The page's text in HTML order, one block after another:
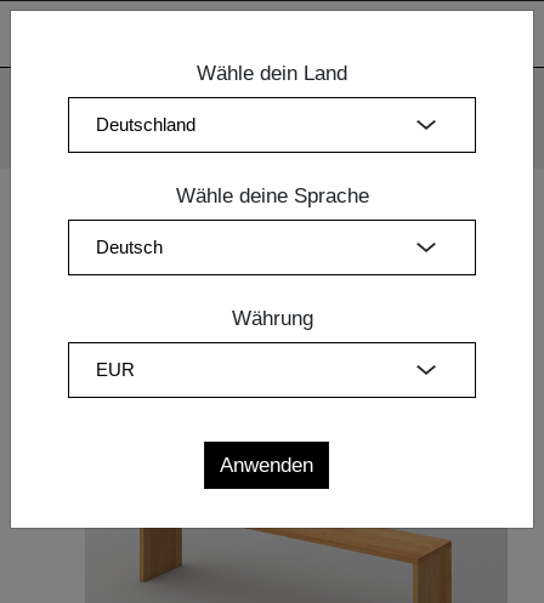
Webseiten sind Sie mit dem Einsatz der Cookies einverstanden.
Design Wohnzimmermöbel
Wähle dein Land
Wähle deine Sprache
Währung